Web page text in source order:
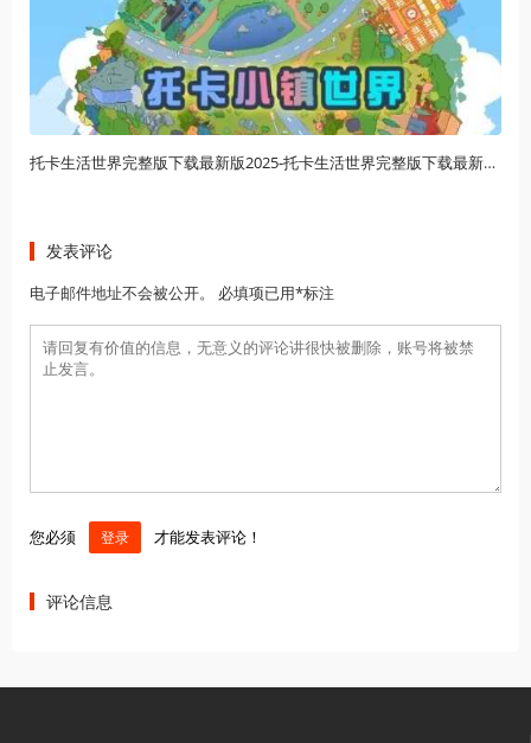
托卡生活世界完整版下载最新版2025-托卡生活世界完整版下载最新版2025-托卡生活世界完整版免费下载
发表评论
电子邮件地址不会被公开。 必填项已用*标注
您必须 登录 才能发表评论！
评论信息